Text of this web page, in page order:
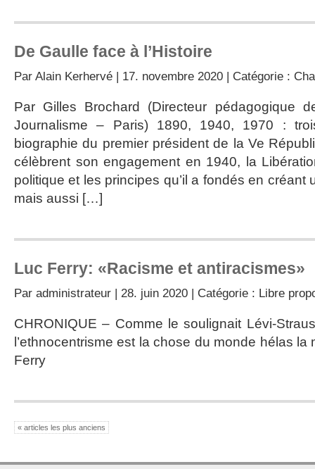
De Gaulle face à l’Histoire
Par Alain Kerhervé | 17. novembre 2020 | Catégorie :
Par Gilles Brochard (Directeur pédagogique
Journalisme – Paris) 1890, 1940, 1970 :
biographie du premier président de la Ve
célèbrent son engagement en 1940, la
politique et les principes qu’il a fondés en créant
mais aussi […]
Luc Ferry: «Racisme et antiracismes»
Par administrateur | 28. juin 2020 | Catégorie : Libre
CHRONIQUE – Comme le soulignait Lévi-
l’ethnocentrisme est la chose du monde hélas
Ferry
« articles les plus anciens